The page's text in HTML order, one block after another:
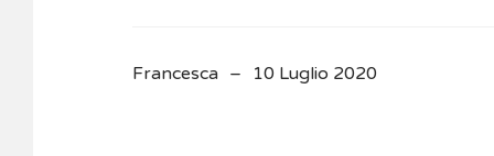
Francesca 10 Luglio 2020